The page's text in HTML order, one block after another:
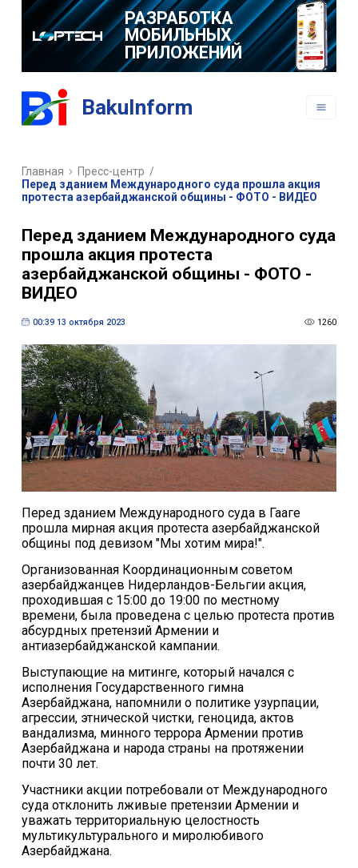
РАЗРАБОТКА
МОБИЛЬНЫХ
ПРИЛОЖЕНИЙ
BakuInform
Главная Пресс-центр /
Перед зданием Международного суда прошла акция
протеста азербайджанской общины - ФОТО - ВИДЕО
Перед зданием Международного суда
прошла акция протеста
азербайджанской общины - ФОТО -
ВИДЕО
00:39 13 октября 2023 1260
Перед зданием Международного суда в Гааге
прошла мирная акция протеста азербайджанской
общины под девизом "Мы хотим мира!".
Организованная Координационным советом
азербайджанцев Нидерландов-Бельгии акция,
проходившая с 15:00 до 19:00 по местному
времени, была проведена с целью протеста против
абсурдных претензий Армении и
антиазербайджанской кампании.
Выступающие на митинге, который начался с
исполнения Государственного гимна
Азербайджана, напомнили о политике узурпации,
агрессии, этнической чистки, геноцида, актов
вандализма, минного террора Армении против
Азербайджана и народа страны на протяжении
почти 30 лет.
Участники акции потребовали от Международного
суда отклонить лживые претензии Армении и
уважать территориальную целостность
мультикультурального и миролюбивого
Азербайджана.